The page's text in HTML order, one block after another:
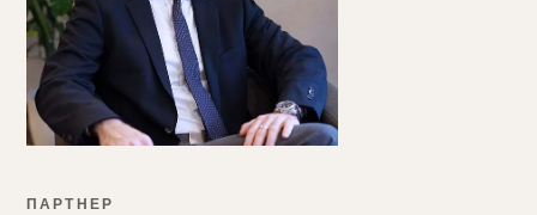
ПАРТНЕР